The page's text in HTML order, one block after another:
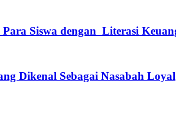
Siswa dengan Literasi
Dikenal Sebagai Nasabah Loyal